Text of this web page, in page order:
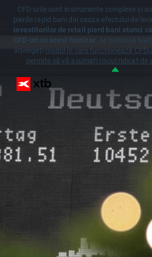
CFD-urile sunt instrumente complexe și
pierde rapid bani din cauza efectului de
investitorilor de retail pierd bani atunci
CFD-uri cu acest furnizor. Ar trebui să
înțelegeți modul în care funcționează
permite să vă asumați riscul ridicat de